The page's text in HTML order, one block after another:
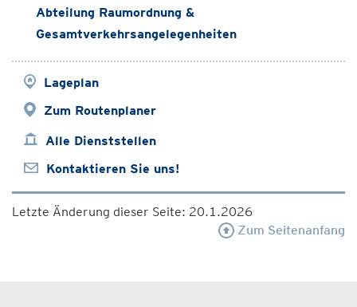
Abteilung Raumordnung &
Gesamtverkehrsangelegenheiten
Lageplan
Zum Routenplaner
Alle Dienststellen
Kontaktieren Sie uns!
Letzte Änderung dieser Seite: 20.1.2026
Zum Seitenanfang